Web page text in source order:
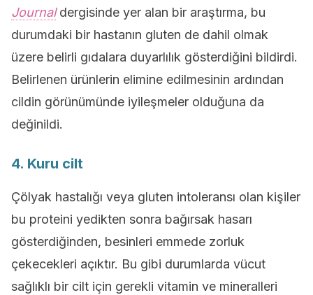
Journaldergisinde yer alan bir araştırma, bu
durumdaki bir hastanın gluten de dahil olmak
üzere belirli gıdalara duyarlılık gösterdiğini bildirdi.
Belirlenen ürünlerin elimine edilmesinin ardından
cildin görünümünde iyileşmeler olduğuna da
değinildi.
4. Kuru cilt
Çölyak hastalığı veya gluten intoleransı olan kişiler
bu proteini yedikten sonra bağırsak hasarı
gösterdiğinden, besinleri emmede zorluk
çekecekleri açıktır. Bu gibi durumlarda vücut
sağlıklı bir cilt için gerekli vitamin ve mineralleri